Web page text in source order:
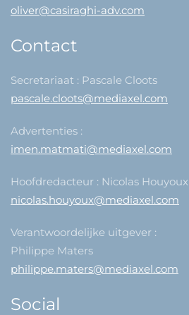
oliver@casiraghi-adv.com
Contact
Secretariaat : Pascale Cloots
pascale.cloots@mediaxel.com
Advertenties :
imen.matmati@mediaxel.com
Hoofdredacteur : Nicolas Houyoux
nicolas.houyoux@mediaxel.com
Verantwoordelijke uitgever :
Philippe Maters
philippe.maters@mediaxel.com
Social